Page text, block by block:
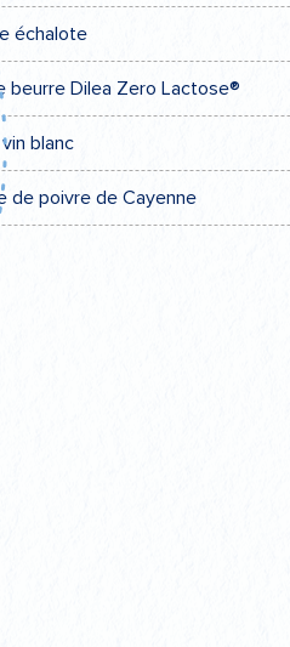
échalote
beurre Dilea Zero Lactose®
blanc
de poivre de Cayenne